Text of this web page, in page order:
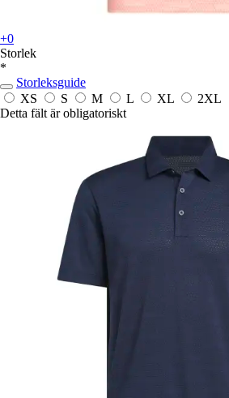
+0
Storlek
*
Storleksguide
XS
S M L XL
2XL
Detta fält är obligatoriskt